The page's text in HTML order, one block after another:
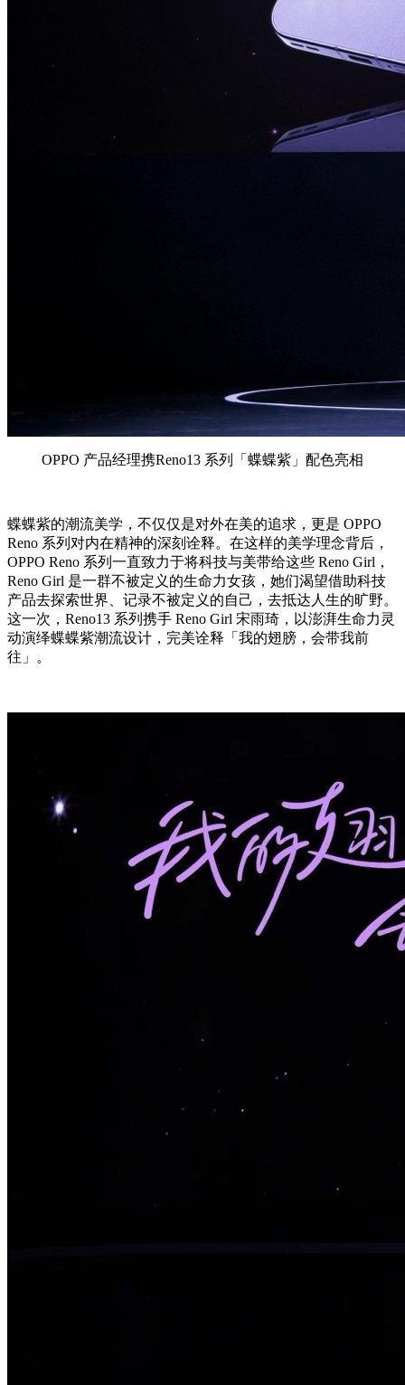
OPPO 产品经理携Reno13 系列「蝶蝶紫」配色亮相
蝶蝶紫的潮流美学，不仅仅是对外在美的追求，更是 OPPO
Reno 系列对内在精神的深刻诠释。在这样的美学理念背后，
OPPO Reno 系列一直致力于将科技与美带给这些 Reno Girl，
Reno Girl 是一群不被定义的生命力女孩，她们渴望借助科技
产品去探索世界、记录不被定义的自己，去抵达人生的旷野。
这一次，Reno13 系列携手 Reno Girl 宋雨琦，以澎湃生命力灵
动演绎蝶蝶紫潮流设计，完美诠释「我的翅膀，会带我前
往」。